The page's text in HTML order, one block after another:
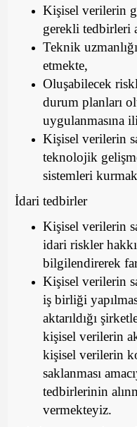
Kişisel verilerin
gerekli tedbirleri
Teknik
etmekte,
Oluşabilecek
durum planları
uygulanmasına
Kişisel verilerin
teknolojik
sistemleri
İdari tedbirler
Kişisel verilerin
idari riskler
bilgilendirerek
Kişisel verilerin
iş birliği
aktarıldığı
kişisel verilerin
kişisel verilerin
saklanması
tedbirlerinin
vermekteyiz.